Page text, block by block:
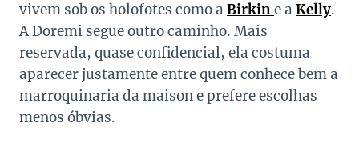
vivem sob os holofotes como a Birkine a Kelly.
A Doremi segue outro caminho. Mais
reservada, quase confidencial, ela costuma
aparecer justamente entre quem conhece bem a
marroquinaria da maison e prefere escolhas
menos óbvias.